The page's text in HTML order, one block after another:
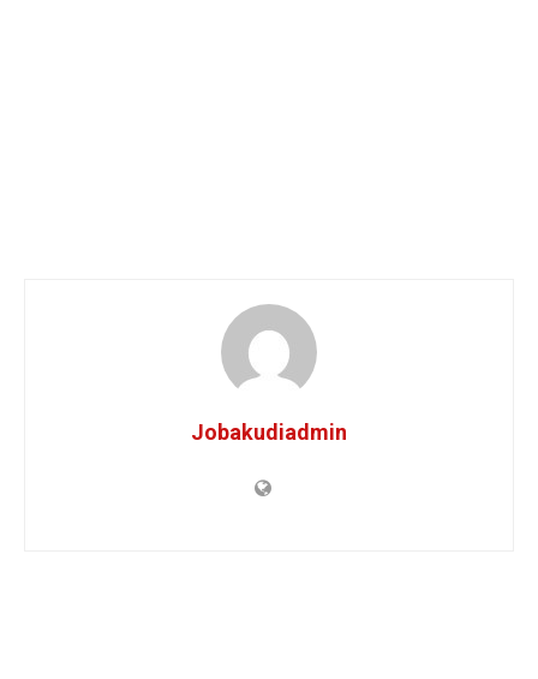
Jobakudiadmin